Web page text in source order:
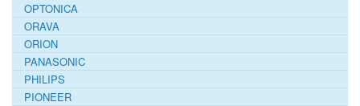
OPTONICA
ORAVA
ORION
PANASONIC
PHILIPS
PIONEER